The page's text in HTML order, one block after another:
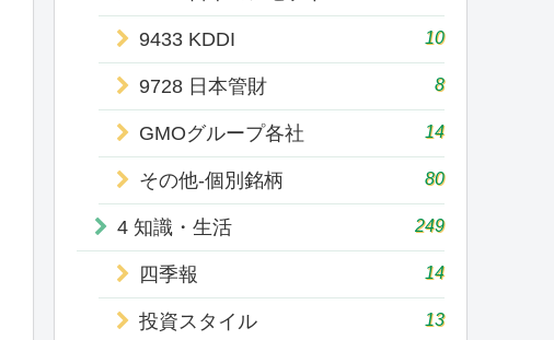
9433 KDDI 10
9728 日本管財 8
GMOグループ各社 14
その他-個別銘柄 80
4 知識・生活 249
四季報 14
投資スタイル 13